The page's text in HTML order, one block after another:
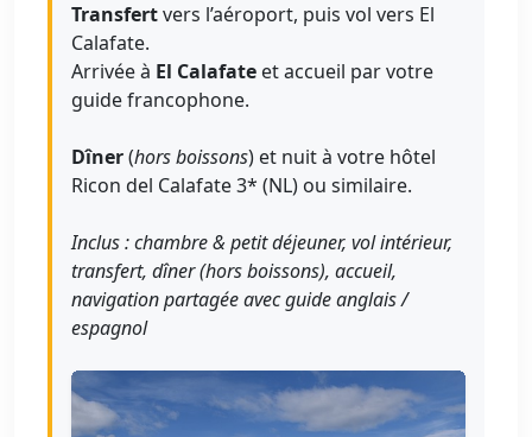
Transfertvers l’aéroport, puis vol vers El
Calafate.
Arrivée à El Calafate et accueil par votre
guide francophone.
Dîner(hors boissons) et nuit à votre hôtel
Ricon del Calafate 3* (NL) ou similaire.
Inclus : chambre & petit déjeuner, vol intérieur,
transfert, dîner (hors boissons), accueil,
navigation partagée avec guide anglais /
espagnol